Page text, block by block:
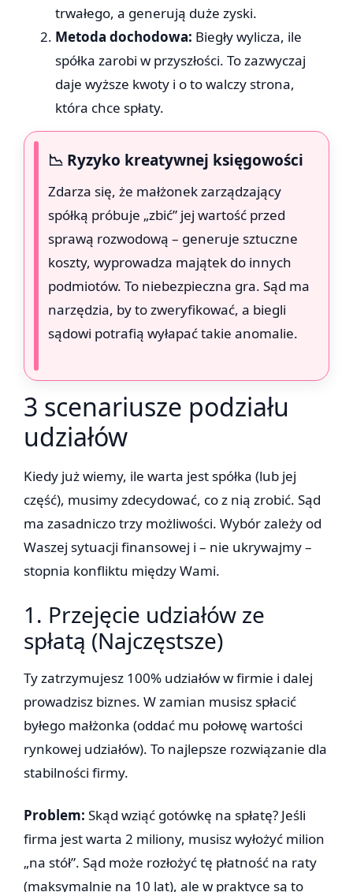
trwałego, a generują duże zyski.
Metoda dochodowa: Biegły wylicza, ile
spółka zarobi w przyszłości. To zazwyczaj
daje wyższe kwoty i o to walczy strona,
która chce spłaty.
📉 Ryzyko kreatywnej księgowości
Zdarza się, że małżonek zarządzający
spółką próbuje „zbić” jej wartość przed
sprawą rozwodową – generuje sztuczne
koszty, wyprowadza majątek do innych
podmiotów. To niebezpieczna gra. Sąd ma
narzędzia, by to zweryfikować, a biegli
sądowi potrafią wyłapać takie anomalie.
3 scenariusze podziału
udziałów
Kiedy już wiemy, ile warta jest spółka (lub jej
część), musimy zdecydować, co z nią zrobić. Sąd
ma zasadniczo trzy możliwości. Wybór zależy od
Waszej sytuacji finansowej i – nie ukrywajmy –
stopnia konfliktu między Wami.
1. Przejęcie udziałów ze
spłatą (Najczęstsze)
Ty zatrzymujesz 100% udziałów w firmie i dalej
prowadzisz biznes. W zamian musisz spłacić
byłego małżonka (oddać mu połowę wartości
rynkowej udziałów). To najlepsze rozwiązanie dla
stabilności firmy.
Problem: Skąd wziąć gotówkę na spłatę? Jeśli
firma jest warta 2 miliony, musisz wyłożyć milion
„na stół”. Sąd może rozłożyć tę płatność na raty
(maksymalnie na 10 lat), ale w praktyce są to